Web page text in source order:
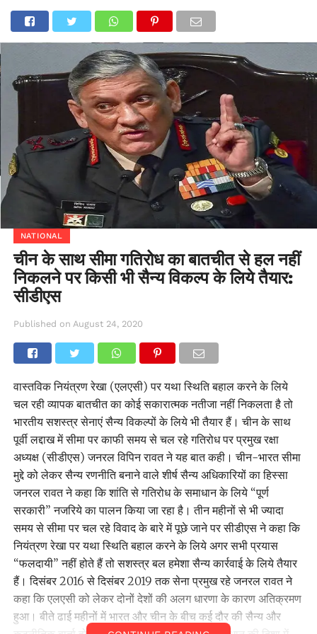
NATIONAL
चीन के साथ सीमा गतिरोध का बातचीत से हल नहीं
निकलने पर किसी भी सैन्य विकल्प के लिये तैयार:
सीडीएस
Published on August 24, 2020
वास्तविक नियंत्रण रेखा (एलएसी) पर यथा स्थिति बहाल करने के लिये
चल रही व्यापक बातचीत का कोई सकारात्मक नतीजा नहीं निकलता है तो
भारतीय सशस्त्र सेनाएं सैन्य विकल्पों के लिये भी तैयार हैं। चीन के साथ
पूर्वी लद्दाख में सीमा पर काफी समय से चल रहे गतिरोध पर प्रमुख रक्षा
अध्यक्ष (सीडीएस) जनरल विपिन रावत ने यह बात कही। चीन-भारत सीमा
मुद्दे को लेकर सैन्य रणनीति बनाने वाले शीर्ष सैन्य अधिकारियों का हिस्सा
जनरल रावत ने कहा कि शांति से गतिरोध के समाधान के लिये “पूर्ण
सरकारी” नजरिये का पालन किया जा रहा है। तीन महीनों से भी ज्यादा
समय से सीमा पर चल रहे विवाद के बारे में पूछे जाने पर सीडीएस ने कहा कि
नियंत्रण रेखा पर यथा स्थिति बहाल करने के लिये अगर सभी प्रयास
“फलदायी” नहीं होते हैं तो सशस्त्र बल हमेशा सैन्य कार्रवाई के लिये तैयार
हैं। दिसंबर 2016 से दिसंबर 2019 तक सेना प्रमुख रहे जनरल रावत ने
कहा कि एलएसी को लेकर दोनों देशों की अलग धारणा के कारण अतिक्रमण
हुआ। बीते ढाई महीनों में भारत और चीन के बीच कई दौर की सैन्य और